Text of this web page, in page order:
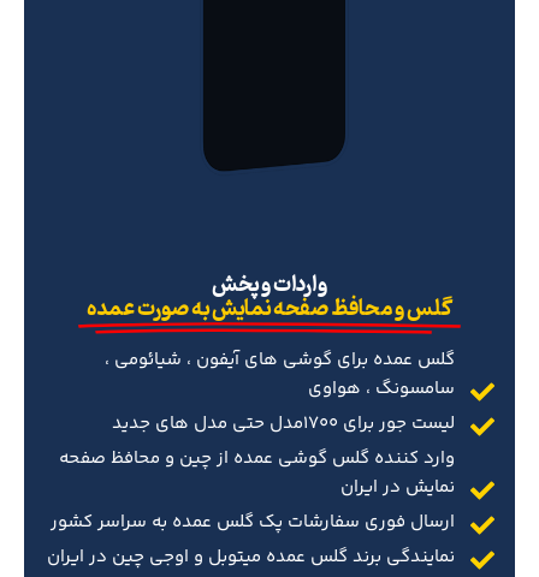
‌واردات و پخش
گلس و محافظ صفحه نمایش به صورت عمده
گلس عمده برای گوشی های آیفون ، شیائومی ،
سامسونگ ، هواوی
لیست جور برای 1700مدل حتی مدل های جدید
وارد کننده گلس گوشی عمده از چین و محافظ صفحه
نمایش در ایران
ارسال فوری سفارشات پک گلس عمده به سراسر کشور
نمایندگی برند گلس عمده میتوبل و اوجی چین در ایران